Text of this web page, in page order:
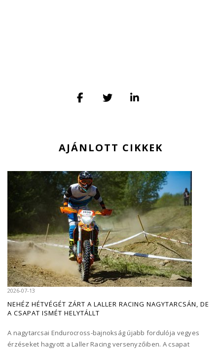
AJÁNLOTT CIKKEK
2026-07-13
NEHÉZ HÉTVÉGÉT ZÁRT A LALLER RACING NAGYTARCSÁN, DE
A CSAPAT ISMÉT HELYTÁLLT
A nagytarcsai Endurocross-bajnokság újabb fordulója vegyes
érzéseket hagyott a Laller Racing versenyzőiben. A csapat